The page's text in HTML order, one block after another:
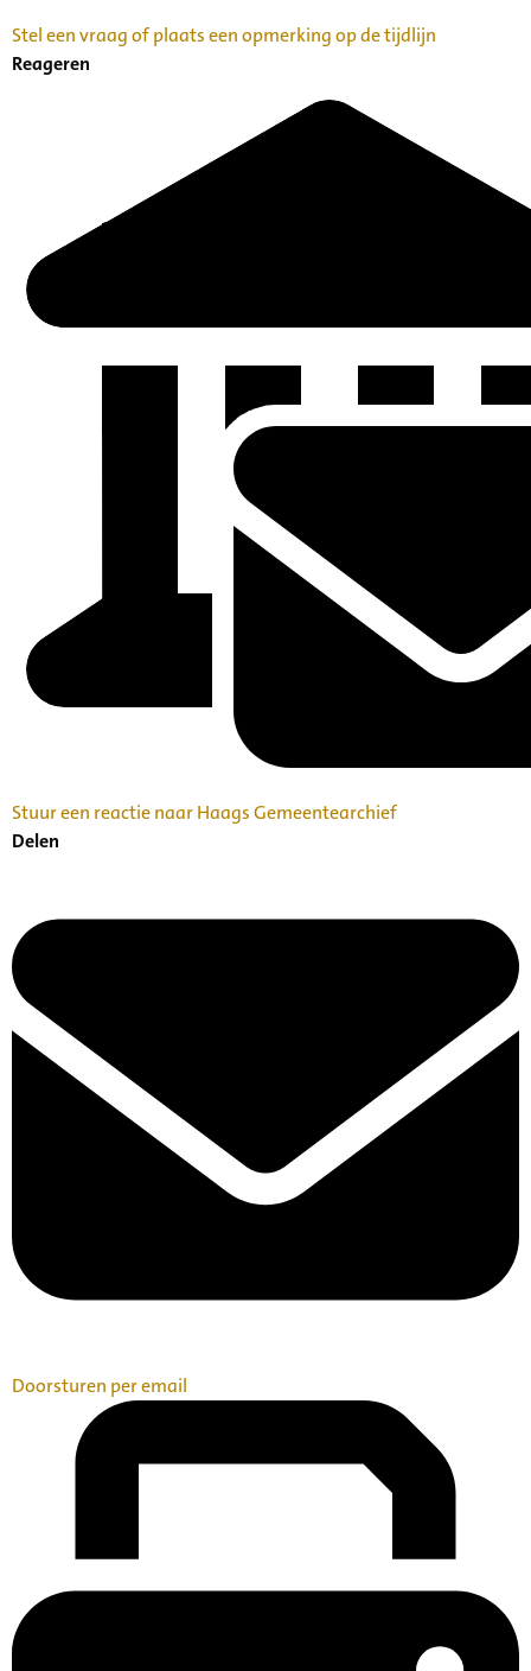
Stel een vraag of plaats een opmerking op de tijdlijn
Reageren
Stuur een reactie naar Haags Gemeentearchief
Delen
Doorsturen per email